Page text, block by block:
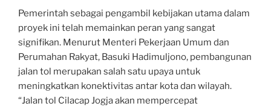
Pemerintah sebagai pengambil kebijakan utama dalam
proyek ini telah memainkan peran yang sangat
signifikan. Menurut Menteri Pekerjaan Umum dan
Perumahan Rakyat, Basuki Hadimuljono, pembangunan
jalan tol merupakan salah satu upaya untuk
meningkatkan konektivitas antar kota dan wilayah.
“Jalan tol Cilacap Jogja akan mempercepat